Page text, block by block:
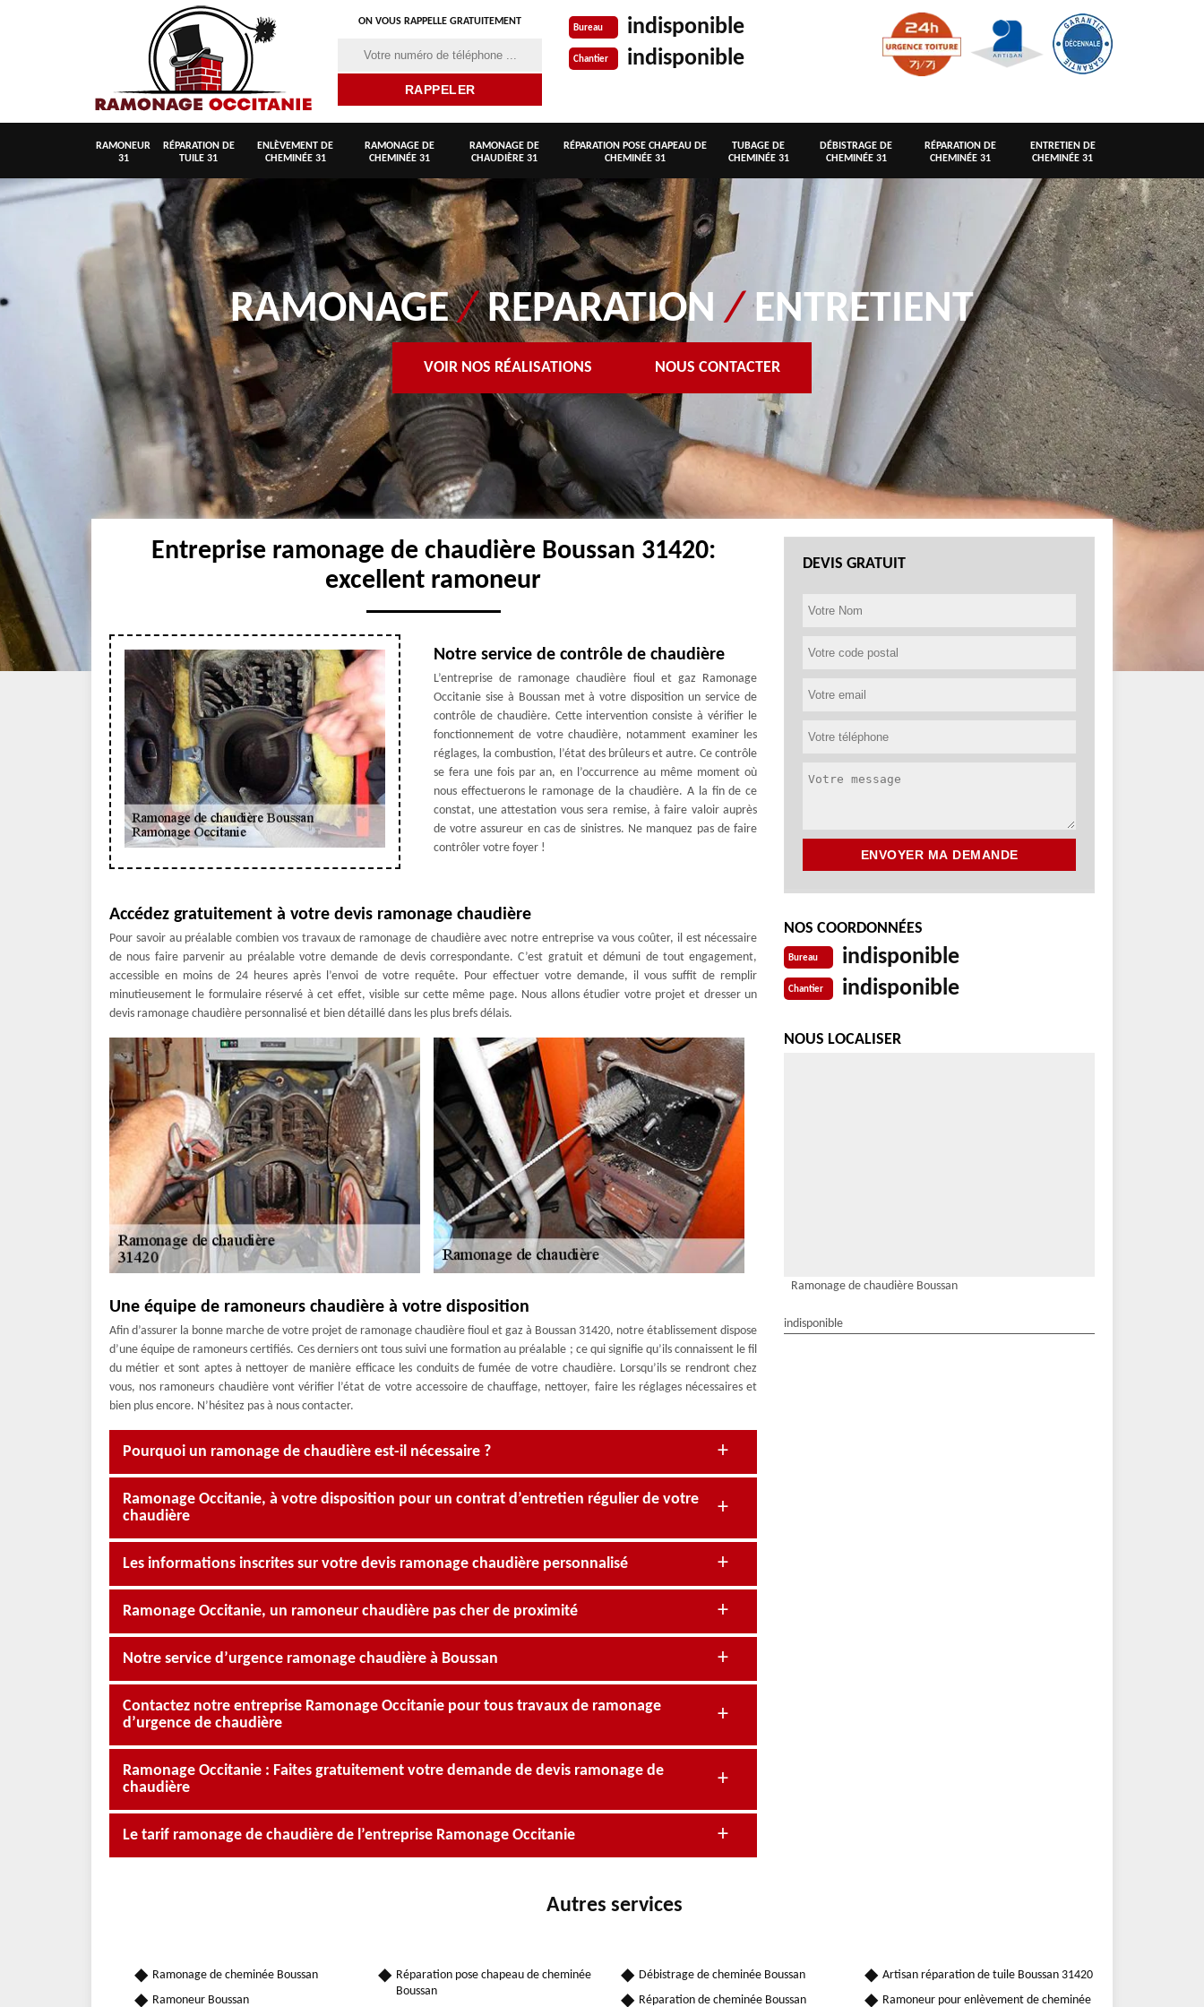
ON VOUS RAPPELLE GRATUITEMENT
Bureau indisponible
Chantier indisponible
RAMONEUR
31
RÉPARATION DE
TUILE 31
ENLÈVEMENT DE
CHEMINÉE 31
RAMONAGE DE
CHEMINÉE 31
RAMONAGE DE
CHAUDIÈRE 31
RÉPARATION POSE CHAPEAU DE
CHEMINÉE 31
TUBAGE DE
CHEMINÉE 31
DÉBISTRAGE DE
CHEMINÉE 31
RÉPARATION DE
CHEMINÉE 31
ENTRETIEN DE
CHEMINÉE 31
RAMONAGE/REPARATION/ENTRETIENT
VOIR NOS RÉALISATIONS NOUS CONTACTER
Entreprise ramonage de chaudière Boussan 31420:
excellent ramoneur
Notre service de contrôle de chaudière
L’entreprise de ramonage chaudière fioul et gaz Ramonage
Occitanie sise à Boussan met à votre disposition un service de
contrôle de chaudière. Cette intervention consiste à vérifier le
fonctionnement de votre chaudière, notamment examiner les
réglages, la combustion, l’état des brûleurs et autre. Ce contrôle
se fera une fois par an, en l’occurrence au même moment où
nous effectuerons le ramonage de la chaudière. A la fin de ce
constat, une attestation vous sera remise, à faire valoir auprès
de votre assureur en cas de sinistres. Ne manquez pas de faire
contrôler votre foyer !
Accédez gratuitement à votre devis ramonage chaudière
Pour savoir au préalable combien vos travaux de ramonage de chaudière avec notre entreprise va vous coûter, il est nécessaire
de nous faire parvenir au préalable votre demande de devis correspondante. C’est gratuit et démuni de tout engagement,
accessible en moins de 24 heures après l’envoi de votre requête. Pour effectuer votre demande, il vous suffit de remplir
minutieusement le formulaire réservé à cet effet, visible sur cette même page. Nous allons étudier votre projet et dresser un
devis ramonage chaudière personnalisé et bien détaillé dans les plus brefs délais.
Une équipe de ramoneurs chaudière à votre disposition
Afin d’assurer la bonne marche de votre projet de ramonage chaudière fioul et gaz à Boussan 31420, notre établissement dispose
d’une équipe de ramoneurs certifiés. Ces derniers ont tous suivi une formation au préalable ; ce qui signifie qu’ils connaissent le fil
du métier et sont aptes à nettoyer de manière efficace les conduits de fumée de votre chaudière. Lorsqu’ils se rendront chez
vous, nos ramoneurs chaudière vont vérifier l’état de votre accessoire de chauffage, nettoyer, faire les réglages nécessaires et
bien plus encore. N’hésitez pas à nous contacter.
Pourquoi un ramonage de chaudière est-il nécessaire ?
Ramonage Occitanie, à votre disposition pour un contrat d’entretien régulier de votre
chaudière
Les informations inscrites sur votre devis ramonage chaudière personnalisé
Ramonage Occitanie, un ramoneur chaudière pas cher de proximité
Notre service d’urgence ramonage chaudière à Boussan
Contactez notre entreprise Ramonage Occitanie pour tous travaux de ramonage
d’urgence de chaudière
Ramonage Occitanie : Faites gratuitement votre demande de devis ramonage de
chaudière
Le tarif ramonage de chaudière de l’entreprise Ramonage Occitanie
DEVIS GRATUIT
NOS COORDONNÉES
Bureau indisponible
Chantier indisponible
NOUS LOCALISER
Ramonage de chaudière Boussan
indisponible
Autres services
Ramonage de cheminée Boussan
Ramoneur Boussan
Réparation pose chapeau de cheminée
Boussan
Débistrage de cheminée Boussan
Réparation de cheminée Boussan
Artisan réparation de tuile Boussan 31420
Ramoneur pour enlèvement de cheminée